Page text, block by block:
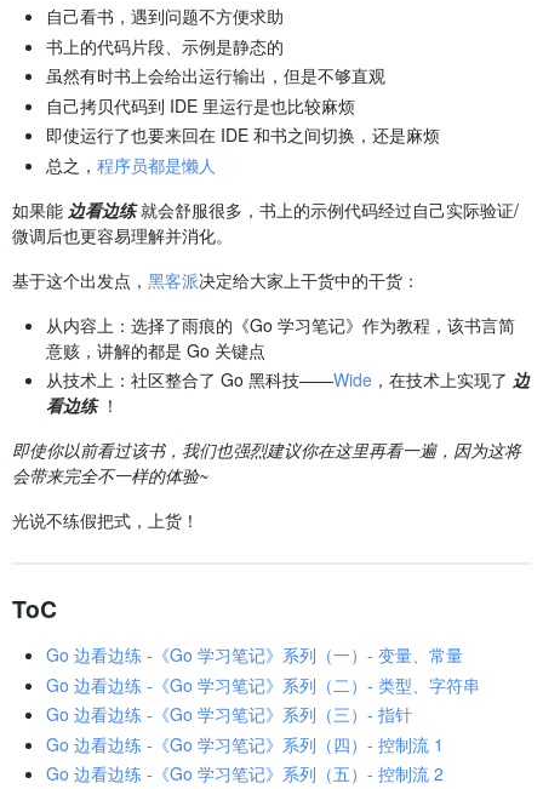
自己看书，遇到问题不方便求助
书上的代码片段、示例是静态的
虽然有时书上会给出运行输出，但是不够直观
自己拷贝代码到 IDE 里运行是也比较麻烦
即使运行了也要来回在 IDE 和书之间切换，还是麻烦
总之， 程序员都是懒人
如果能 边看边练就会舒服很多，书上的示例代码经过自己实际验证/
微调后也更容易理解并消化。
基于这个出发点， 黑客派决定给大家上干货中的干货：
从内容上：选择了雨痕的《Go 学习笔记》作为教程，该书言简
意赅，讲解的都是 Go 关键点
从技术上：社区整合了 Go 黑科技——Wide ，在技术上实现了 边
看边练！
即使你以前看过该书，我们也强烈建议你在这里再看一遍，因为这将
会带来完全不一样的体验~
光说不练假把式，上货！
ToC
Go 边看边练 -《Go 学习笔记》系列（一）- 变量、常量
Go 边看边练 -《Go 学习笔记》系列（二）- 类型、字符串
Go 边看边练 -《Go 学习笔记》系列（三）- 指针
Go 边看边练 -《Go 学习笔记》系列（四）- 控制流 1
Go 边看边练 -《Go 学习笔记》系列（五）- 控制流 2